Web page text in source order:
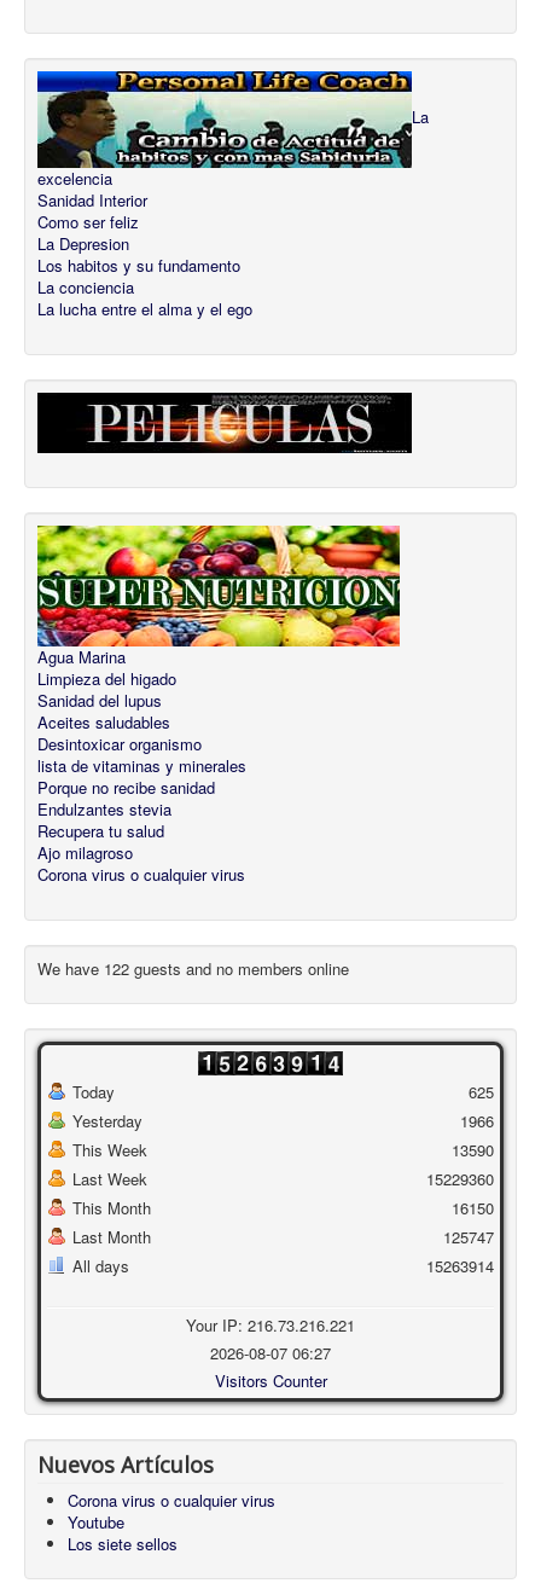
La
excelencia
Sanidad Interior
Como ser feliz
La Depresion
Los habitos y su fundamento
La conciencia
La lucha entre el alma y el ego
Agua Marina
Limpieza del higado
Sanidad del lupus
Aceites saludables
Desintoxicar organismo
lista de vitaminas y minerales
Porque no recibe sanidad
Endulzantes stevia
Recupera tu salud
Ajo milagroso
Corona virus o cualquier virus
We have 122 guests and no members online
Today
Yesterday
This Week
Last Week
This Month
Last Month
All days
625
1966
13590
15229360
16150
125747
15263914
Your IP: 216.73.216.221
2026-08-07 06:27
Visitors Counter
Nuevos Artículos
Corona virus o cualquier virus
Youtube
Los siete sellos